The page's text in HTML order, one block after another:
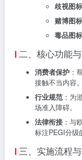
歧视图标
赌博图标
毒品图标
二、核心功能
消费者保护 ：
接触不当内容。
行业规范 ：为
场准入障碍。
法律衔接 ：与
标注PEGI分级
三、实施流程